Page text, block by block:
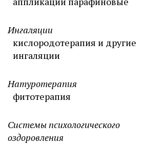
Ингаляции
кислородотерапия и другие
ингаляции
Натуротерапия
фитотерапия
Системы психологического
оздоровления